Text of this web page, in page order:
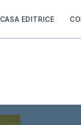
CASA EDITRICE